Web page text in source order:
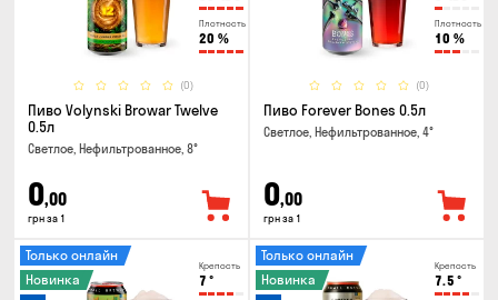
Плотность
20 %
(0)
Пиво Volynski Browar Twelve
0.5л
Светлое, Нефильтрованное, 8°
0,00
грн за 1
Плотность
10 %
(0)
Пиво Forever Bones 0.5л
Светлое, Нефильтрованное, 4°
0,00
грн за 1
Крепость
7 °
Только онлайн
Новинка
Крепость
7.5 °
Только онлайн
Новинка